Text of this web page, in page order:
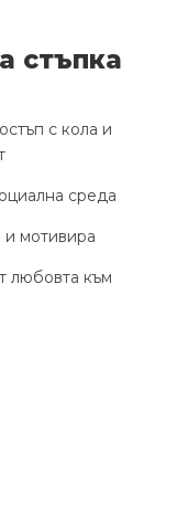
стъпка
с кола и
среда
и мотивира
любовта към